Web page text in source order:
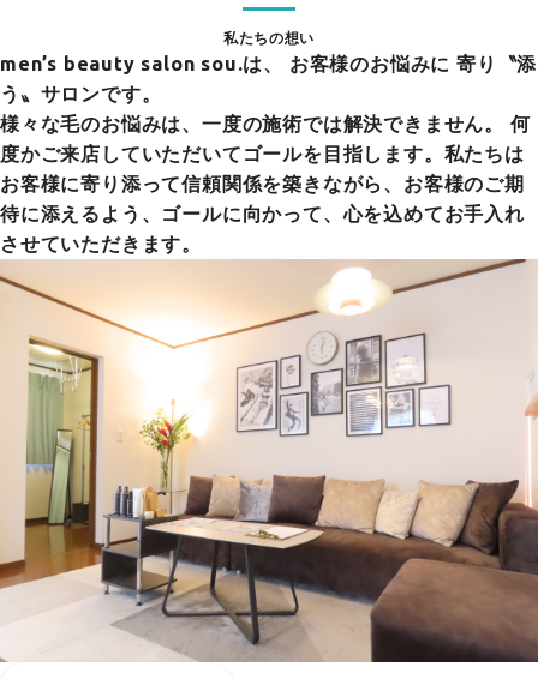
私たちの想い
men’s beauty salon sou.は、
お客様のお悩みに 寄り〝添
う〟サロンです。
様々な毛のお悩みは、一度の施術では解決できません。 何
度かご来店していただいてゴールを目指します。私たちは
お客様に寄り添って信頼関係を築きながら、お客様のご期
待に添えるよう、ゴールに向かって、心を込めてお手入れ
させていただきます。